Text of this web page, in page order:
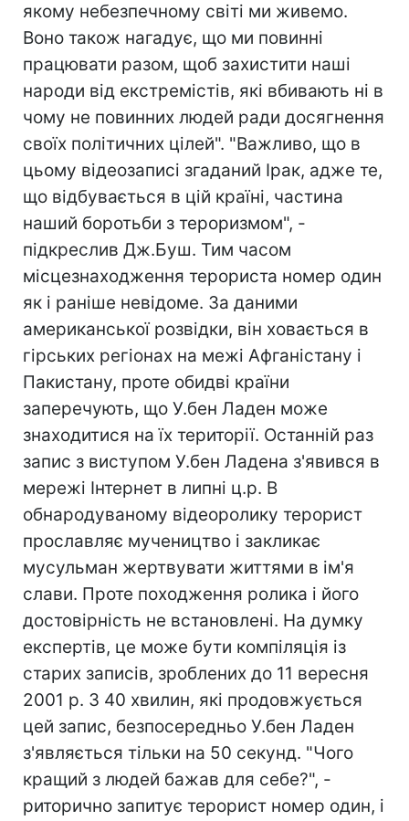
якому небезпечному світі ми живемо.
Воно також нагадує, що ми повинні
працювати разом, щоб захистити наші
народи від екстремістів, які вбивають ні в
чому не повинних людей ради досягнення
своїх політичних цілей". "Важливо, що в
цьому відеозаписі згаданий Ірак, адже те,
що відбувається в цій країні, частина
наший боротьби з тероризмом", -
підкреслив Дж.Буш. Тим часом
місцезнаходження терориста номер один
як і раніше невідоме. За даними
американської розвідки, він ховається в
гірських регіонах на межі Афганістану і
Пакистану, проте обидві країни
заперечують, що У.бен Ладен може
знаходитися на їх території. Останній раз
запис з виступом У.бен Ладена з'явився в
мережі Інтернет в липні ц.р. В
обнародуваному відеоролику терорист
прославляє мучеництво і закликає
мусульман жертвувати життями в ім'я
слави. Проте походження ролика і його
достовірність не встановлені. На думку
експертів, це може бути компіляція із
старих записів, зроблених до 11 вересня
2001 р. З 40 хвилин, які продовжується
цей запис, безпосередньо У.бен Ладен
з'являється тільки на 50 секунд. "Чого
кращий з людей бажав для себе?", -
риторично запитує терорист номер один, і